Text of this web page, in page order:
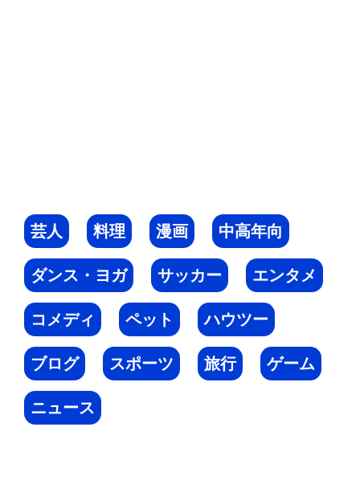
芸人 料理 漫画 中高年向
ダンス・ヨガ サッカー エンタメ
コメディ ペット ハウツー
ブログ スポーツ 旅行 ゲーム
ニュース